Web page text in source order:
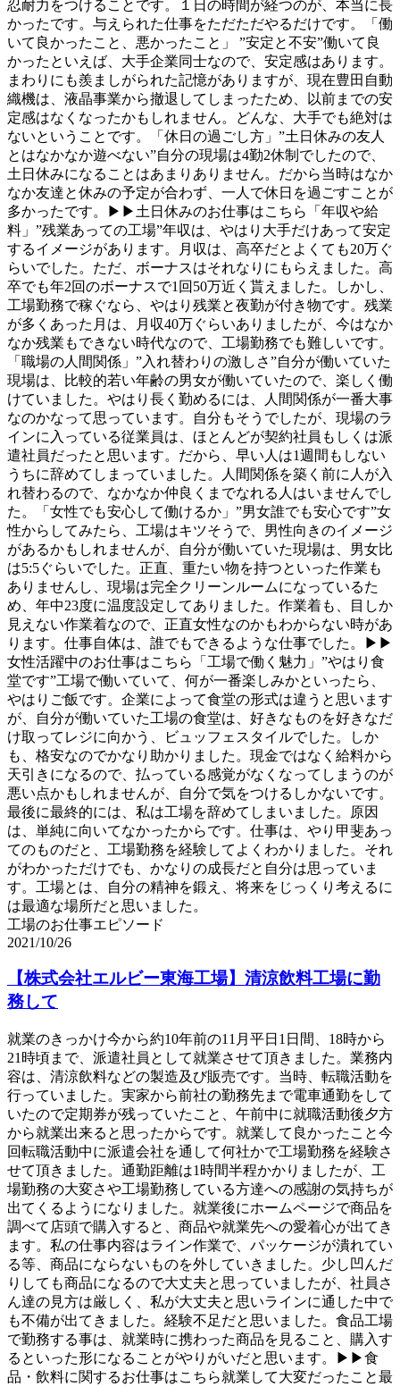
忍耐力をつけることです。１日の時間が経つのが、本当に長
かったです。与えられた仕事をただただやるだけです。「働
いて良かったこと、悪かったこと」 ”安定と不安”働いて良
かったといえば、大手企業同士なので、安定感はあります。
まわりにも羨ましがられた記憶がありますが、現在豊田自動
織機は、液晶事業から撤退してしまったため、以前までの安
定感はなくなったかもしれません。どんな、大手でも絶対は
ないということです。「休日の過ごし方」”土日休みの友人
とはなかなか遊べない”自分の現場は4勤2休制でしたので、
土日休みになることはあまりありません。だから当時はなか
なか友達と休みの予定が合わず、一人で休日を過ごすことが
多かったです。▶▶土日休みのお仕事はこちら「年収や給
料」”残業あっての工場”年収は、やはり大手だけあって安定
するイメージがあります。月収は、高卒だとよくても20万ぐ
らいでした。ただ、ボーナスはそれなりにもらえました。高
卒でも年2回のボーナスで1回50万近く貰えました。しかし、
工場勤務で稼ぐなら、やはり残業と夜勤が付き物です。残業
が多くあった月は、月収40万ぐらいありましたが、今はなか
なか残業もできない時代なので、工場勤務でも難しいです。
「職場の人間関係」”入れ替わりの激しさ”自分が働いていた
現場は、比較的若い年齢の男女が働いていたので、楽しく働
けていました。やはり長く勤めるには、人間関係が一番大事
なのかなって思っています。自分もそうでしたが、現場のラ
インに入っている従業員は、ほとんどが契約社員もしくは派
遣社員だったと思います。だから、早い人は1週間もしない
うちに辞めてしまっていました。人間関係を築く前に人が入
れ替わるので、なかなか仲良くまでなれる人はいませんでし
た。「女性でも安心して働けるか」”男女誰でも安心です”女
性からしてみたら、工場はキツそうで、男性向きのイメージ
があるかもしれませんが、自分が働いていた現場は、男女比
は5:5ぐらいでした。正直、重たい物を持つといった作業も
ありませんし、現場は完全クリーンルームになっているた
め、年中23度に温度設定してありました。作業着も、目しか
見えない作業着なので、正直女性なのかもわからない時があ
ります。仕事自体は、誰でもできるような仕事でした。▶▶
女性活躍中のお仕事はこちら「工場で働く魅力」”やはり食
堂です”工場で働いていて、何が一番楽しみかといったら、
やはりご飯です。企業によって食堂の形式は違うと思います
が、自分が働いていた工場の食堂は、好きなものを好きなだ
け取ってレジに向かう、ビュッフェスタイルでした。しか
も、格安なのでかなり助かりました。現金ではなく給料から
天引きになるので、払っている感覚がなくなってしまうのが
悪い点かもしれませんが、自分で気をつけるしかないです。
最後に最終的には、私は工場を辞めてしまいました。原因
は、単純に向いてなかったからです。仕事は、やり甲斐あっ
てのものだと、工場勤務を経験してよくわかりました。それ
がわかっただけでも、かなりの成長だと自分は思っていま
す。工場とは、自分の精神を鍛え、将来をじっくり考えるに
は最適な場所だと思いました。
工場のお仕事エピソード
2021/10/26
【株式会社エルビー東海工場】清涼飲料工場に勤
務して
就業のきっかけ今から約10年前の11月平日1日間、18時から
21時頃まで、派遣社員として就業させて頂きました。業務内
容は、清涼飲料などの製造及び販売です。当時、転職活動を
行っていました。実家から前社の勤務先まで電車通勤をして
いたので定期券が残っていたこと、午前中に就職活動後夕方
から就業出来ると思ったからです。就業して良かったこと今
回転職活動中に派遣会社を通して何社かで工場勤務を経験さ
せて頂きました。通勤距離は1時間半程かかりましたが、工
場勤務の大変さや工場勤務している方達への感謝の気持ちが
出てくるようになりました。就業後にホームページで商品を
調べて店頭で購入すると、商品や就業先への愛着心が出てき
ます。私の仕事内容はライン作業で、パッケージが潰れてい
る等、商品にならないものを外していきました。少し凹んだ
りしても商品になるので大丈夫と思っていましたが、社員さ
ん達の見方は厳しく、私が大丈夫と思いラインに通した中で
も不備が出てきました。経験不足だと思いました。食品工場
で勤務する事は、就業時に携わった商品を見ること、購入す
るといった形になることがやりがいだと思います。▶▶食
品・飲料に関するお仕事はこちら就業して大変だったこと最